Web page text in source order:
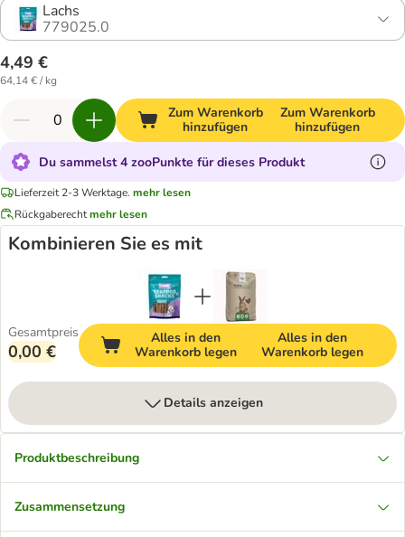
Lachs
779025.0
4,49 €
64,14 € / kg
Zum Warenkorb
hinzufügen
Zum Warenkorb
hinzufügen
Du sammelst 4 zooPunkte für dieses Produkt
Lieferzeit 2-3 Werktage. mehr lesen
Rückgaberechtmehr lesen
Kombinieren Sie es mit
Gesamtpreis
0,00 €
Alles in den
Warenkorb legen
Alles in den
Warenkorb legen
Details anzeigen
Produktbeschreibung
Zusammensetzung